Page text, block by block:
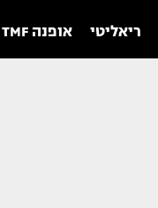
ריאליטי אופנה TMF